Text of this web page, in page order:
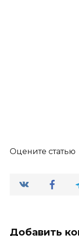
Оцените статью
Добавить